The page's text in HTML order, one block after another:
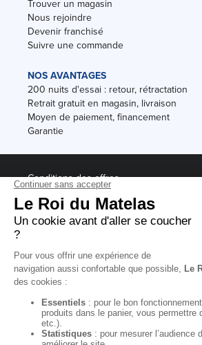
Trouver un magasin
Nous rejoindre
Devenir franchisé
Suivre une commande
NOS AVANTAGES
200 nuits d'essai : retour, rétractation
Retrait gratuit en magasin, livraison
Moyen de paiement, financement
Garantie
Conditions des offres
Black Friday
Destockage
Soldes
Conditions Générales de vente magasin
Conditions Générales de vente internet
Mentions Légales
Données personnelles
Codes promo Le Roi du Matelas